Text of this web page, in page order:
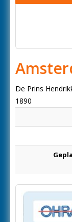
De Prins
1890